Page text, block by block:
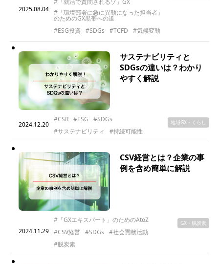
2025.08.04
#「就活で質問されるゾ」GX
#「環境部署に急に異動になった担当者」
のためのGX黒帯への道
#ESG投資
#SDGs #TCFD #気候変動
サステナビリティと
SDGsの違いは？わかり
やすく解説
2024.12.20
#CSR #ESG
#SDGs
#サステナビリティ
#持続可能性
地域GX・くらし
CSV経営とは？企業の事
例を含め簡単に解説
2024.11.29
#「GXエキスパート」のためのAtoZ
#CSV経営
#SDGs
#社会貢献活動
#脱炭素
GX・脱炭素